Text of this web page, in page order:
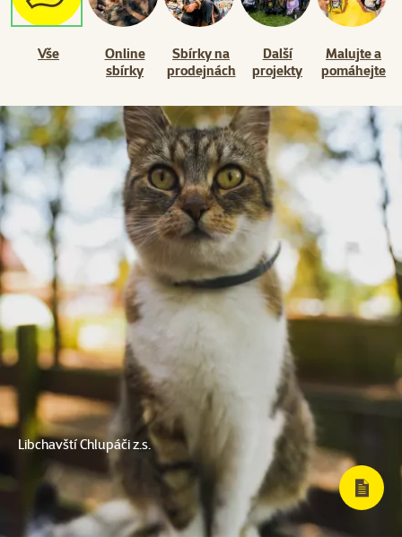
Vše
Online
sbírky
Sbírky na
prodejnách
Další
projekty
Malujte a
pomáhejte
Libchavští Chlupáči z.s.